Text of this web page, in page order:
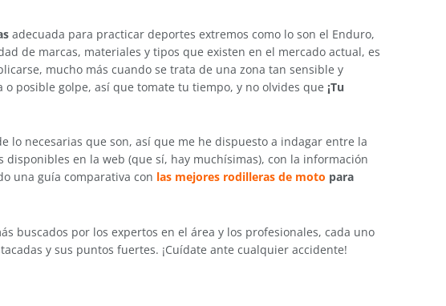
adecuada para practicar deportes extremos como lo son el Enduro,
de marcas, materiales y tipos que existen en el mercado actual, es
mucho más cuando se trata de una zona tan sensible y
o posible golpe, así que tomate tu tiempo, y no olvides que ¡Tu
lo necesarias que son, así que me he dispuesto a indagar entre la
disponibles en la web (que sí, hay muchísimas), con la información
una guía comparativa con las mejores rodilleras de moto para
buscados por los expertos en el área y los profesionales, cada uno
y sus puntos fuertes. ¡Cuídate ante cualquier accidente!